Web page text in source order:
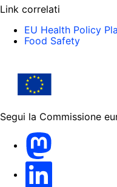
Link correlati
EU Health Policy
Food Safety
Segui la Commissione